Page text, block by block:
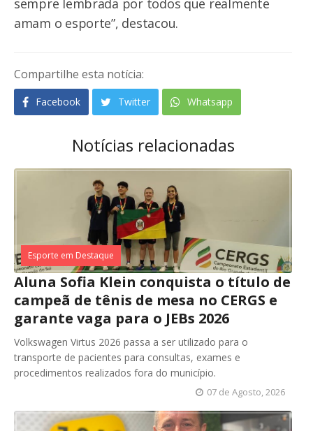
amam o esporte”, destacou.
Compartilhe esta notícia:
Facebook Twitter Whatsapp
Notícias relacionadas
Esporte em Destaque
Aluna Sofia Klein conquista o título de
campeã de tênis de mesa no CERGS e
garante vaga para o JEBs 2026
Volkswagen Virtus 2026 passa a ser utilizado para o
transporte de pacientes para consultas, exames e
procedimentos realizados fora do município.
07 de Agosto, 2026